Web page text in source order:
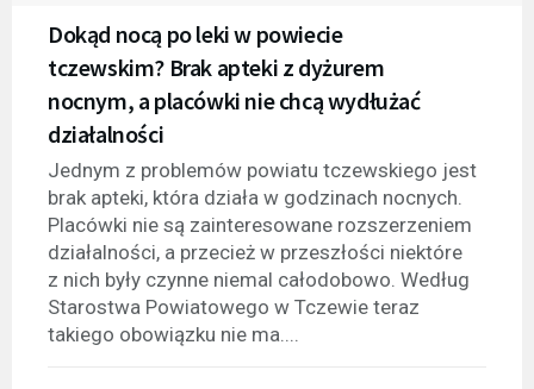
Dokąd nocą po leki w powiecie
tczewskim? Brak apteki z dyżurem
nocnym, a placówki nie chcą wydłużać
działalności
Jednym z problemów powiatu tczewskiego jest
brak apteki, która działa w godzinach nocnych.
Placówki nie są zainteresowane rozszerzeniem
działalności, a przecież w przeszłości niektóre
z nich były czynne niemal całodobowo. Według
Starostwa Powiatowego w Tczewie teraz
takiego obowiązku nie ma....